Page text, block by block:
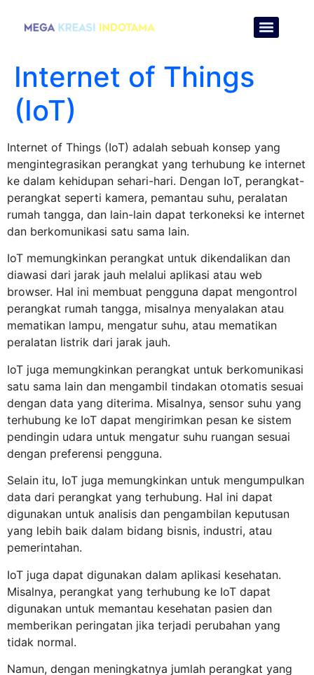
Internet of Things
(IoT)
Internet of Things (IoT) adalah sebuah konsep yang
mengintegrasikan perangkat yang terhubung ke internet
ke dalam kehidupan sehari-hari. Dengan IoT, perangkat-
perangkat seperti kamera, pemantau suhu, peralatan
rumah tangga, dan lain-lain dapat terkoneksi ke internet
dan berkomunikasi satu sama lain.
IoT memungkinkan perangkat untuk dikendalikan dan
diawasi dari jarak jauh melalui aplikasi atau web
browser. Hal ini membuat pengguna dapat mengontrol
perangkat rumah tangga, misalnya menyalakan atau
mematikan lampu, mengatur suhu, atau mematikan
peralatan listrik dari jarak jauh.
IoT juga memungkinkan perangkat untuk berkomunikasi
satu sama lain dan mengambil tindakan otomatis sesuai
dengan data yang diterima. Misalnya, sensor suhu yang
terhubung ke IoT dapat mengirimkan pesan ke sistem
pendingin udara untuk mengatur suhu ruangan sesuai
dengan preferensi pengguna.
Selain itu, IoT juga memungkinkan untuk mengumpulkan
data dari perangkat yang terhubung. Hal ini dapat
digunakan untuk analisis dan pengambilan keputusan
yang lebih baik dalam bidang bisnis, industri, atau
pemerintahan.
IoT juga dapat digunakan dalam aplikasi kesehatan.
Misalnya, perangkat yang terhubung ke IoT dapat
digunakan untuk memantau kesehatan pasien dan
memberikan peringatan jika terjadi perubahan yang
tidak normal.
Namun, dengan meningkatnya jumlah perangkat yang